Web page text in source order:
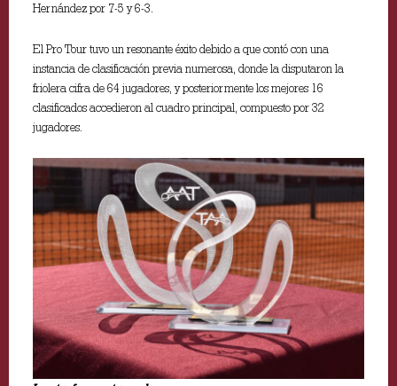
Hernández por 7-5 y 6-3.
El Pro Tour tuvo un resonante éxito debido a que contó con una
instancia de clasificación previa numerosa, donde la disputaron la
friolera cifra de 64 jugadores, y posteriormente los mejores 16
clasificados accedieron al cuadro principal, compuesto por 32
jugadores.